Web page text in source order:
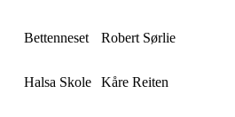
Bettenneset Robert Sørlie
Halsa Skole Kåre Reiten